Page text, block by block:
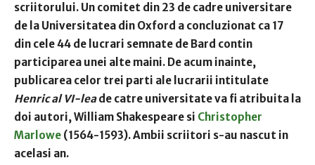
scriitorului. Un comitet din 23 de cadre universitare
de la Universitatea din Oxford a concluzionat ca 17
din cele 44 de lucrari semnate de Bard contin
participarea unei alte maini. De acum inainte,
publicarea celor trei parti ale lucrarii intitulate
Henric al VI-leade catre universitate va fi atribuita la
doi autori, William Shakespeare si Christopher
Marlowe (1564-1593).Ambii scriitori s-au nascut in
acelasi an.